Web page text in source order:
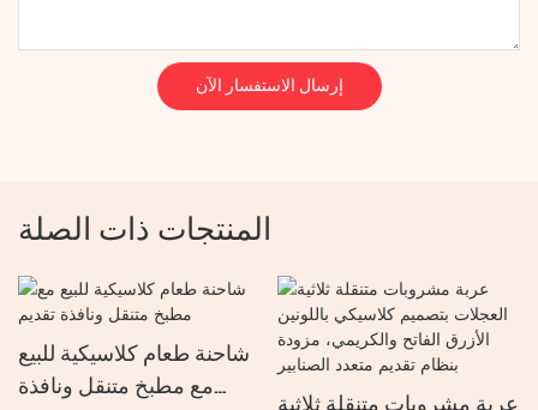
إرسال الاستفسار الآن
المنتجات ذات الصلة
شاحنة طعام كلاسيكية للبيع
مع مطبخ متنقل ونافذة
عربة مشروبات متنقلة ثلاثية